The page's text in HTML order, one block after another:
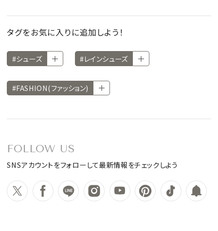
タグをお気に入りに追加しよう！
#シューズ #レインシューズ
#FASHION(ファッション)
FOLLOW US
SNSアカウントをフォローして最新情報をチェックしよう